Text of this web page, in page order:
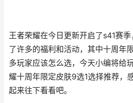
王者荣耀在今日更新开启了s41赛
了许多的福利和活动，其中十周年
多玩家应该怎么选，今天小编将给
耀十周年限定皮肤9选1选择推荐，
起来往下看看吧。